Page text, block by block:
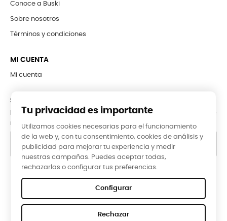
Conoce a Buski
Sobre nosotros
Términos y condiciones
MI CUENTA
Mi cuenta
SUBCRÍBETE A LA NEWSLETTER
Puede darse de baja en cualquier momento. Para ello, consulte
nuestra información de contacto en el aviso legal.
Google Reviews
★★★★★
Tu privacidad es importante
Utilizamos cookies necesarias para el funcionamiento
de la web y, con tu consentimiento, cookies de análisis y
publicidad para mejorar tu experiencia y medir
nuestras campañas. Puedes aceptar todas,
rechazarlas o configurar tus preferencias.
Configurar
Rechazar